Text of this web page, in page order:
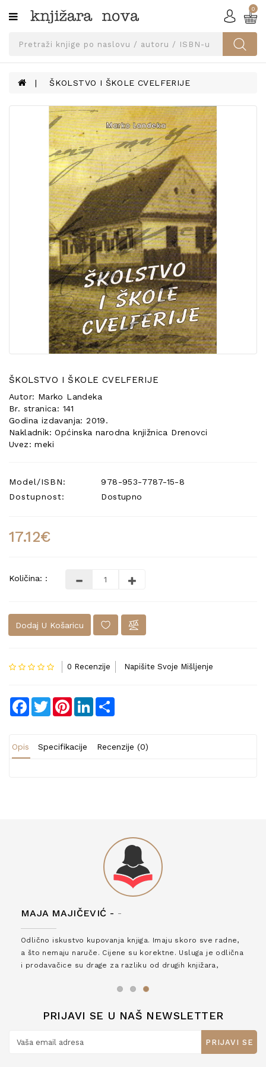
Kategorije
SVEUČILIŠNA
UDŽBENICI
KNJIGE
PRIBOR
UDŽBENIKE!
KONTAKT
POSEBNA
PONUDA
0
ŠKOLSTVO I ŠKOLE CVELFERIJE
ŠKOLSTVO I ŠKOLE CVELFERIJE
Autor: Marko Landeka
Br. stranica: 141
Godina izdavanja: 2019.
Nakladnik: Općinska narodna knjižnica Drenovci
Uvez: meki
Model/ISBN:
978-953-7787-15-8
Dostupnost:
Dostupno
17.12€
Količina: :
Dodaj U Košaricu
0 Recenzije Napišite Svoje Mišljenje
Facebook
TwitterPinterestLinkedIn
Opis Specifikacije Recenzije (0)
MAJA MAJIČEVIĆ - -
Odlično iskustvo kupovanja knjiga. Imaju skoro sve radne,
a što nemaju naruče. Cijene su korektne. Usluga je odlična
i prodavačice su drage za razliku od drugih knjižara,
PRIJAVI SE U NAŠ NEWSLETTER
PRIJAVI SE